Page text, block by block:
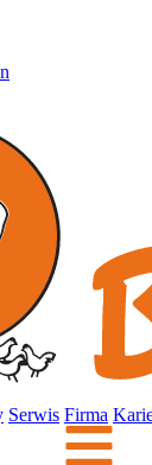
Serwis Firma